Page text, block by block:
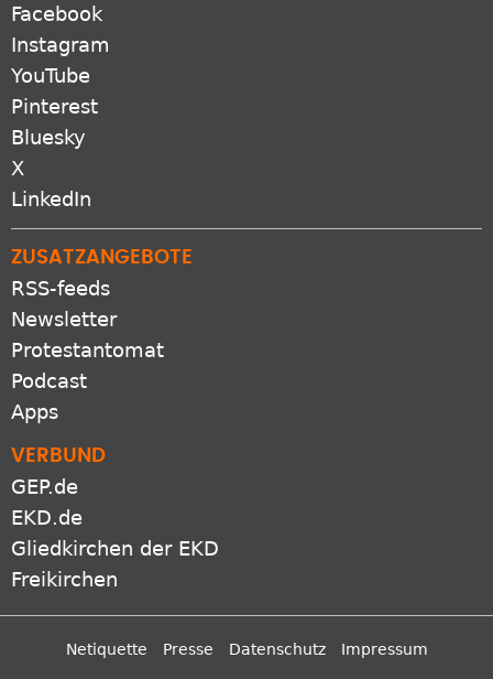
Facebook
Instagram
YouTube
Pinterest
Bluesky
X
LinkedIn
ZUSATZANGEBOTE
RSS-feeds
Newsletter
Protestantomat
Podcast
Apps
VERBUND
GEP.de
EKD.de
Gliedkirchen der EKD
Freikirchen
Netiquette Presse Datenschutz Impressum